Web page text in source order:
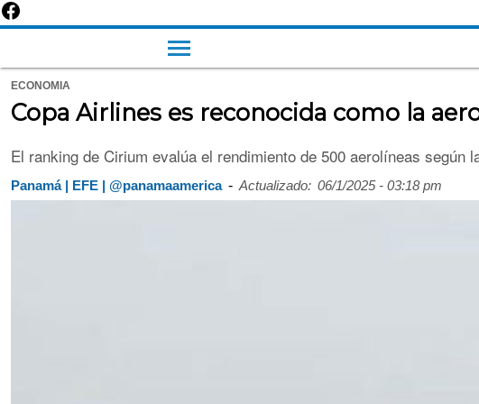
ECONOMIA
Copa Airlines es reconocida como la
El ranking de Cirium evalúa el rendimiento de 500 aerolíneas
Panamá | EFE | @panamaamerica - Actualizado: 06/1/2025 - 03:18 pm